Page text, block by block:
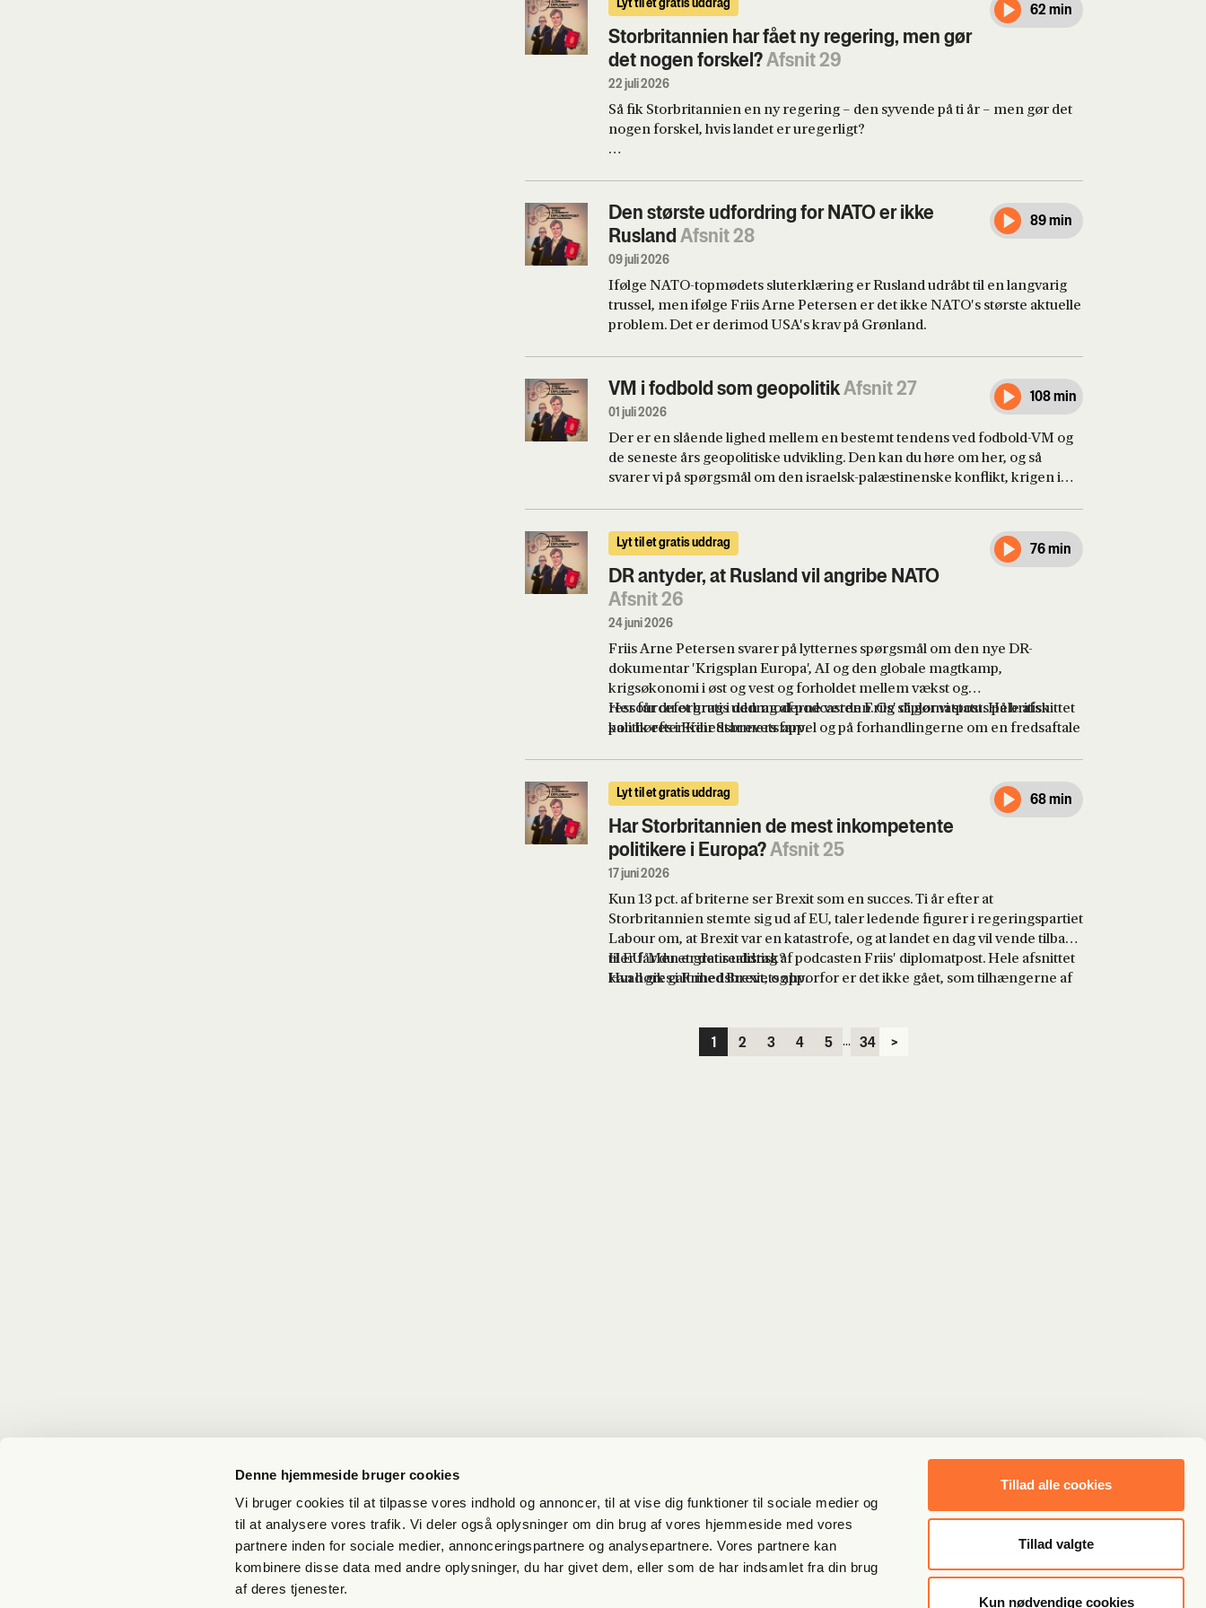
Denne hjemmeside bruger cookies
Vi bruger cookies til at tilpasse vores indhold og annoncer, til at vise dig funktioner til sociale medier og
til at analysere vores trafik. Vi deler også oplysninger om din brug af vores hjemmeside med vores
partnere inden for sociale medier, annonceringspartnere og analysepartnere. Vores partnere kan
kombinere disse data med andre oplysninger, du har givet dem, eller som de har indsamlet fra din brug
af deres tjenester.
Tillad alle cookies
Tillad valgte
Kun nødvendige cookies
Lyt til et gratis uddrag
Storbritannien har fået ny regering, men gør
det nogen forskel?Afsnit 29
22 juli 2026
62 min
Så fik Storbritannien en ny regering – den syvende på ti år – men gør det
nogen forskel, hvis landet er uregerligt?
renationalisering og flere penge til offentlige boliger, men hvordan skal
det hele finansieres, og hvor skal pengene komme fra? Vi ser på den nye
Labour-regering og de centrale ministre.
Den største udfordring for NATO er ikke
Rusland Afsnit 28
09 juli 2026
89 min
Ifølge NATO-topmødets sluterklæring er Rusland udråbt til en langvarig
trussel, men ifølge Friis Arne Petersen er det ikke NATO's største aktuelle
problem. Det er derimod USA's krav på Grønland.
VM i fodbold som geopolitikAfsnit 27
01 juli 2026
108 min
Der er en slående lighed mellem en bestemt tendens ved fodbold-VM og
de seneste års geopolitiske udvikling. Den kan du høre om her, og så
svarer vi på spørgsmål om den israelsk-palæstinenske konflikt, krigen i
europæiske civilisation rent faktisk er andre civilisationer overlegen.
Lyt til et gratis uddrag
DR antyder, at Rusland vil angribe NATO
Afsnit 26
24 juni 2026
76 min
Friis Arne Petersen svarer på lytternes spørgsmål om den nye DR-
dokumentar 'Krigsplan Europa', AI og den globale magtkamp,
krigsøkonomi i øst og vest og forholdet mellem vækst og
ressourceforbrug i den moderne verden. Og så gør vi status på britisk
politik efter Keir Starmers farvel og på forhandlingerne om en fredsaftale
lande indgik i 2015, og som Trump har kritiseret i skarpe vendinger.
Her får du et gratis uddrag af podcasten Friis' diplomatpost. Hele afsnittet
kan høres i Frihedsbrevets app.
Lyt til et gratis uddrag
Har Storbritannien de mest inkompetente
politikere i Europa?Afsnit 25
17 juni 2026
68 min
Kun 13 pct. af briterne ser Brexit som en succes. Ti år efter at
Storbritannien stemte sig ud af EU, taler ledende figurer i regeringspartiet
Labour om, at Brexit var en katastrofe, og at landet en dag vil vende tilbage
til EU. Men er det realistisk?
Hvad gik galt med Brexit, og hvorfor er det ikke gået, som tilhængerne af
Her får du et gratis uddrag af podcasten Friis' diplomatpost. Hele afsnittet
kan høres i Frihedsbrevets app.
1 2 3 4 5 ... 34 >
Tilmeld dig nyhedsbrevet